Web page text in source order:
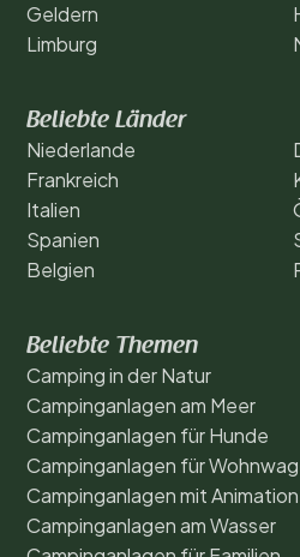
Geldern
Limburg
Beliebte Länder
Niederlande
Frankreich
Italien
Spanien
Belgien
Beliebte Themen
Camping in der Natur
Campinganlagen am Meer
Campinganlagen für Hunde
Campinganlagen für
Campinganlagen mit Animation
Campinganlagen am Wasser